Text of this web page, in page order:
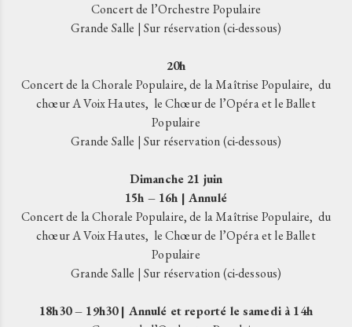
Concert de l’Orchestre Populaire
Grande Salle | Sur réservation (ci-dessous)
20h
Concert de la Chorale Populaire, de la Maîtrise Populaire, du
chœur A Voix Hautes, le Chœur de l’Opéra et le Ballet
Populaire
Grande Salle | Sur réservation (ci-dessous)
Dimanche 21 juin
15h – 16h | Annulé
Concert de la Chorale Populaire, de la Maîtrise Populaire, du
chœur A Voix Hautes, le Chœur de l’Opéra et le Ballet
Populaire
Grande Salle | Sur réservation (ci-dessous)
18h30 – 19h30 | Annulé et reporté le samedi à 14h